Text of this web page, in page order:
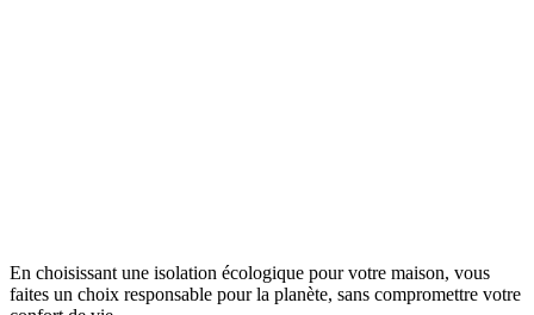
En choisissant une isolation écologique pour votre maison, vous
faites un choix responsable pour la planète, sans compromettre votre